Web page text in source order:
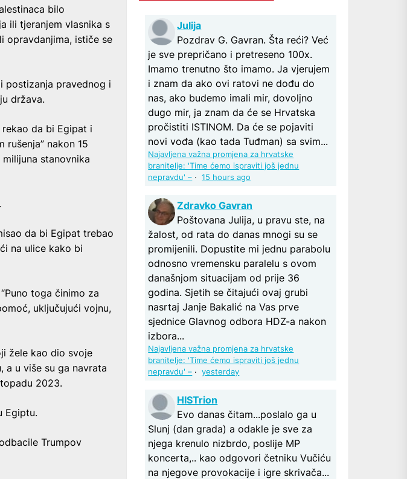
bilo
ili tjeranjem vlasnika s
opravdanjima, ističe se
postizanja pravednog i
država.
da bi Egipat i
nakon 15
stanovnika
da bi Egipat trebao
na ulice kako bi
toga činimo za
uključujući vojnu,
žele kao dio svoje
a u više su ga navrata
2023.
Egiptu.
Trumpov
Julija
Pozdrav G. Gavran. Šta reći? Već
je sve prepričano i pretreseno 100x.
Imamo trenutno što imamo. Ja vjerujem
i znam da ako ovi ratovi ne dođu do
nas, ako budemo imali mir, dovoljno
dugo mir, ja znam da će se Hrvatska
pročistiti ISTINOM. Da će se pojaviti
novi vođa (kao tada Tuđman) sa svim...
Najavljena važna promjena za hrvatske
branitelje: 'Time ćemo ispraviti još jednu
nepravdu' – ·15 hours ago
Zdravko Gavran
Poštovana Julija, u pravu ste, na
žalost, od rata do danas mnogi su se
promijenili. Dopustite mi jednu parabolu
odnosno vremensku paralelu s ovom
današnjom situacijam od prije 36
godina. Sjetih se čitajući ovaj grubi
nasrtaj Janje Bakalić na Vas prve
sjednice Glavnog odbora HDZ-a nakon
izbora...
Najavljena važna promjena za hrvatske
branitelje: 'Time ćemo ispraviti još jednu
nepravdu' – ·yesterday
HISTrion
Evo danas čitam...poslalo ga u
Slunj (dan grada) a odakle je sve za
njega krenulo nizbrdo, poslije MP
koncerta,.. kao odgovori četniku Vučiću
na njegove provokacije i igre skrivača...